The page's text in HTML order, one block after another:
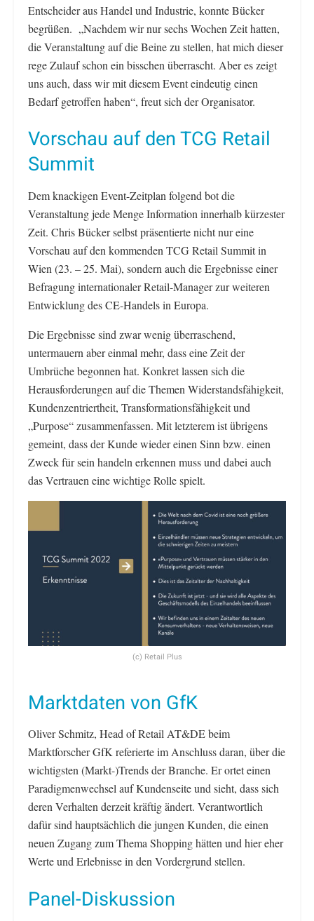
Entscheider aus Handel und Industrie, konnte Bücker
begrüßen. „Nachdem wir nur sechs Wochen Zeit hatten,
die Veranstaltung auf die Beine zu stellen, hat mich dieser
rege Zulauf schon ein bisschen überrascht. Aber es zeigt
uns auch, dass wir mit diesem Event eindeutig einen
Bedarf getroffen haben“, freut sich der Organisator.
Vorschau auf den TCG Retail
Summit
Dem knackigen Event-Zeitplan folgend bot die
Veranstaltung jede Menge Information innerhalb kürzester
Zeit. Chris Bücker selbst präsentierte nicht nur eine
Vorschau auf den kommenden TCG Retail Summit in
Wien (23. – 25. Mai), sondern auch die Ergebnisse einer
Befragung internationaler Retail-Manager zur weiteren
Entwicklung des CE-Handels in Europa.
Die Ergebnisse sind zwar wenig überraschend,
untermauern aber einmal mehr, dass eine Zeit der
Umbrüche begonnen hat. Konkret lassen sich die
Herausforderungen auf die Themen Widerstandsfähigkeit,
Kundenzentriertheit, Transformationsfähigkeit und
„Purpose“ zusammenfassen. Mit letzterem ist übrigens
gemeint, dass der Kunde wieder einen Sinn bzw. einen
Zweck für sein handeln erkennen muss und dabei auch
das Vertrauen eine wichtige Rolle spielt.
(c) Retail Plus
Marktdaten von GfK
Oliver Schmitz, Head of Retail AT&DE beim
Marktforscher GfK referierte im Anschluss daran, über die
wichtigsten (Markt-)Trends der Branche. Er ortet einen
Paradigmenwechsel auf Kundenseite und sieht, dass sich
deren Verhalten derzeit kräftig ändert. Verantwortlich
dafür sind hauptsächlich die jungen Kunden, die einen
neuen Zugang zum Thema Shopping hätten und hier eher
Werte und Erlebnisse in den Vordergrund stellen.
Panel-Diskussion